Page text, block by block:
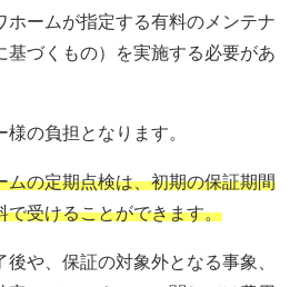
ホームが指定する有料のメンテナ
基づくもの）を実施する必要があ
の負担となります。
ムの定期点検は、初期の保証期間
で受けることができます。
や、保証の対象外となる事象、